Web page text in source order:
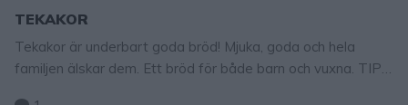
TEKAKOR
Tekakor är underbart goda bröd! Mjuka, goda och hela
familjen älskar dem. Ett bröd för både barn och vuxna. TIPS!